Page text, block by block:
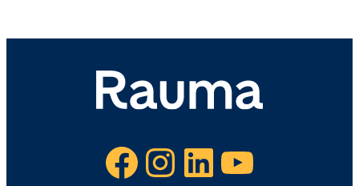
Facebook Instagram LinkedIn YouTube